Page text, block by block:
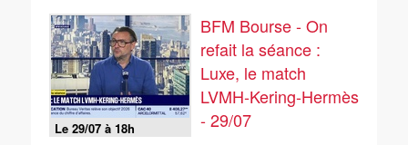
Le 29/07 à 18h
BFM Bourse - On
refait la séance :
Luxe, le match
LVMH-Kering-Hermès
- 29/07